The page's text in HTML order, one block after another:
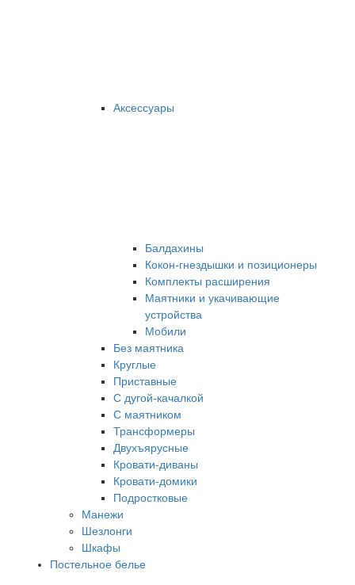
Аксессуары
Балдахины
Кокон-гнездышки и позиционеры
Комплекты расширения
Маятники и укачивающие
устройства
Мобили
Без маятника
Круглые
Приставные
С дугой-качалкой
С маятником
Трансформеры
Двухъярусные
Кровати-диваны
Кровати-домики
Подростковые
Манежи
Шезлонги
Шкафы
Постельное белье